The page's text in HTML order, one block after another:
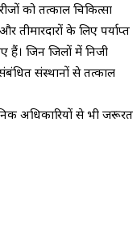
को तत्काल चिकित्सा
तीमारदारों के लिए पर्याप्त
हैं। जिन जिलों में निजी
संस्थानों से तत्काल
अधिकारियों से भी जरूरत